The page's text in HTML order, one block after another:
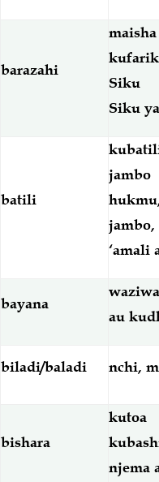
barazahi
Siku
Siku
batili
‘amali
bayana
au
biladi/baladi nchi,
bishara
njema